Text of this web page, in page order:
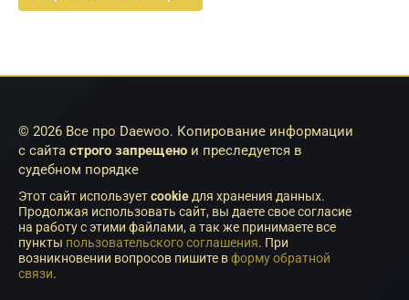
© 2026 Все про Daewoo. Копирование информации
с сайта строго запрещено и преследуется в
судебном порядке
Этот сайт используетcookie для хранения данных.
Продолжая использовать сайт, вы даете свое согласие
на работу с этими файлами, а так же принимаете все
пункты пользовательского соглашения. При
возникновении вопросов пишите вформу обратной
связи.